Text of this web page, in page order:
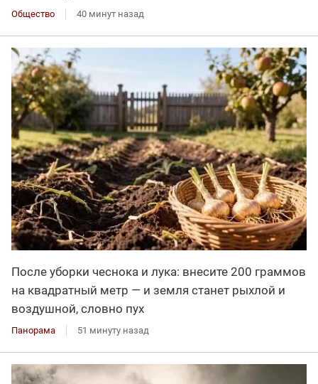
Общество 40 минут назад
После уборки чеснока и лука: внесите 200 граммов
на квадратный метр — и земля станет рыхлой и
воздушной, словно пух
Панорама 51 минуту назад